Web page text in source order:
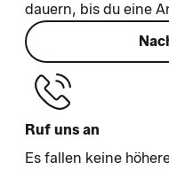
dauern, bis du eine
Ruf uns an
Es fallen keine